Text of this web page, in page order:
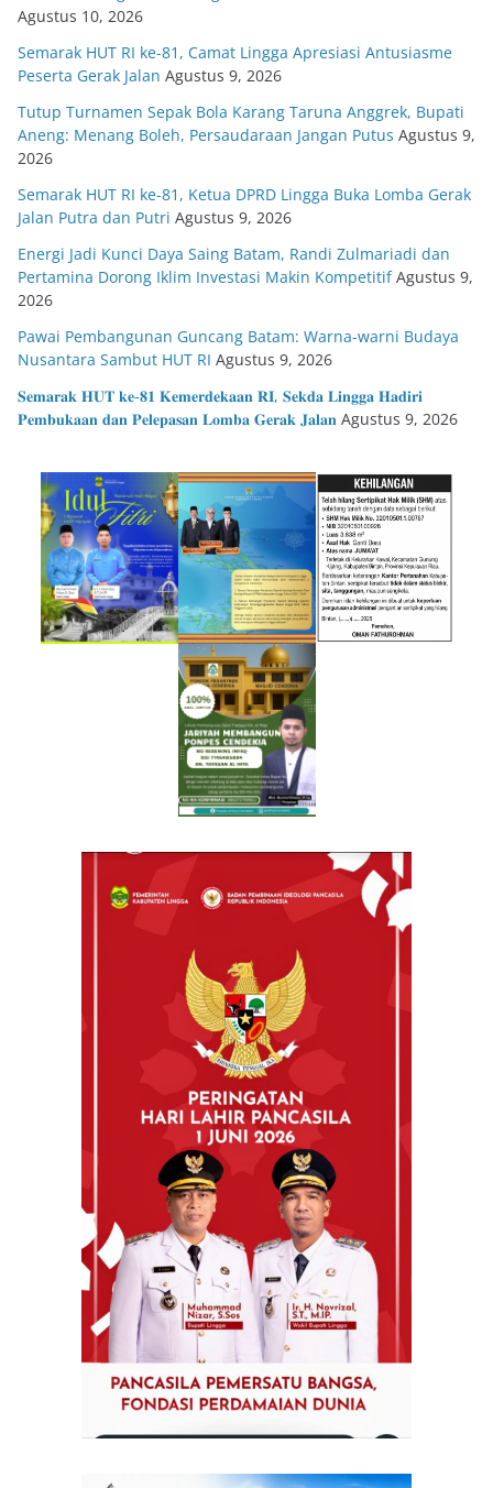
Agustus 10, 2026
Semarak HUT RI ke-81, Camat Lingga Apresiasi Antusiasme
Peserta Gerak Jalan Agustus 9, 2026
Tutup Turnamen Sepak Bola Karang Taruna Anggrek, Bupati
Aneng: Menang Boleh, Persaudaraan Jangan Putus Agustus 9,
2026
Semarak HUT RI ke-81, Ketua DPRD Lingga Buka Lomba Gerak
Jalan Putra dan Putri Agustus 9, 2026
Energi Jadi Kunci Daya Saing Batam, Randi Zulmariadi dan
Pertamina Dorong Iklim Investasi Makin Kompetitif Agustus 9,
2026
Pawai Pembangunan Guncang Batam: Warna-warni Budaya
Nusantara Sambut HUT RI Agustus 9, 2026
𝐒𝐞𝐦𝐚𝐫𝐚𝐤 𝐇𝐔𝐓 𝐤𝐞-𝟖𝟏 𝐊𝐞𝐦𝐞𝐫𝐝𝐞𝐤𝐚𝐚𝐧 𝐑𝐈, 𝐒𝐞𝐤𝐝𝐚 𝐋𝐢𝐧𝐠𝐠𝐚 𝐇𝐚𝐝𝐢𝐫𝐢
𝐏𝐞𝐦𝐛𝐮𝐤𝐚𝐚𝐧 𝐝𝐚𝐧 𝐏𝐞𝐥𝐞𝐩𝐚𝐬𝐚𝐧 𝐋𝐨𝐦𝐛𝐚 𝐆𝐞𝐫𝐚𝐤 𝐉𝐚𝐥𝐚𝐧 Agustus 9, 2026